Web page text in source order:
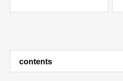
contents